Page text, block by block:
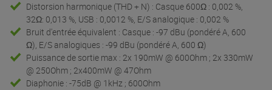
Distorsion harmonique (THD + N) : Casque 600Ω : 0,002 %,
32Ω: 0,013 %, USB : 0,0012 %, E/S analogique : 0,002 %
Bruit d'entrée équivalent : Casque : -97 dBu (pondéré A, 600
Ω), E/S analogiques : -99 dBu (pondéré A, 600 Ω)
Puissance de sortie max : 2x 190mW @ 600Ohm ; 2x 330mW
@ 250Ohm ; 2x400mW @ 47Ohm
Diaphonie : -75dB @ 1kHz ; 600Ohm